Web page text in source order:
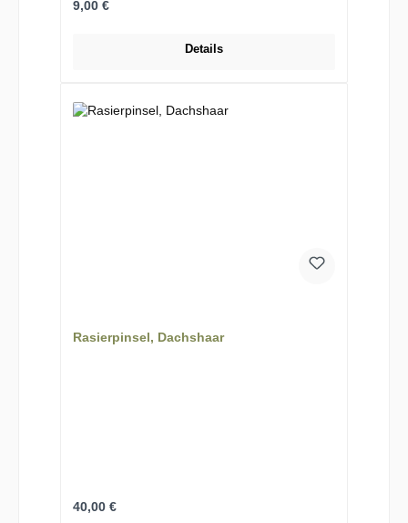
Regulärer Preis:
9,00 €
Details
Rasierpinsel, Dachshaar
Regulärer Preis:
40,00 €